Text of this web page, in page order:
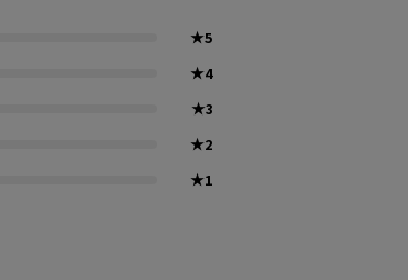
5
★
4
★
3
★
2
★
1
★